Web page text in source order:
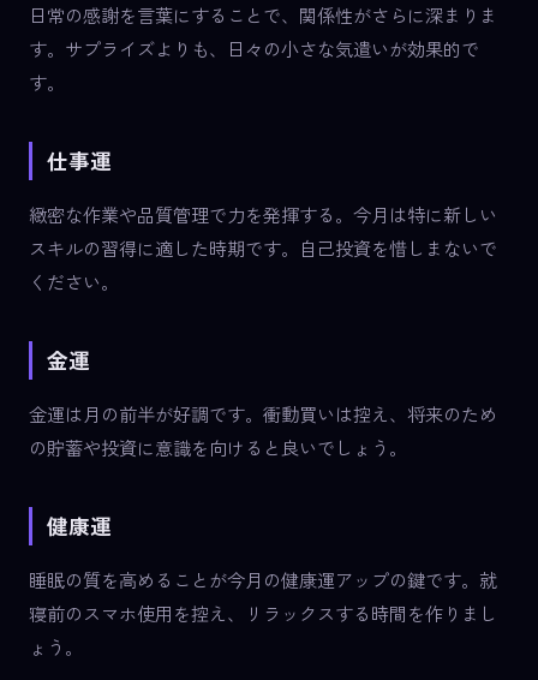
日常の感謝を言葉にすることで、関係性がさらに深まりま
す。サプライズよりも、日々の小さな気遣いが効果的で
す。
仕事運
緻密な作業や品質管理で力を発揮する。今月は特に新しい
スキルの習得に適した時期です。自己投資を惜しまないで
ください。
金運
金運は月の前半が好調です。衝動買いは控え、将来のため
の貯蓄や投資に意識を向けると良いでしょう。
健康運
睡眠の質を高めることが今月の健康運アップの鍵です。就
寝前のスマホ使用を控え、リラックスする時間を作りまし
ょう。